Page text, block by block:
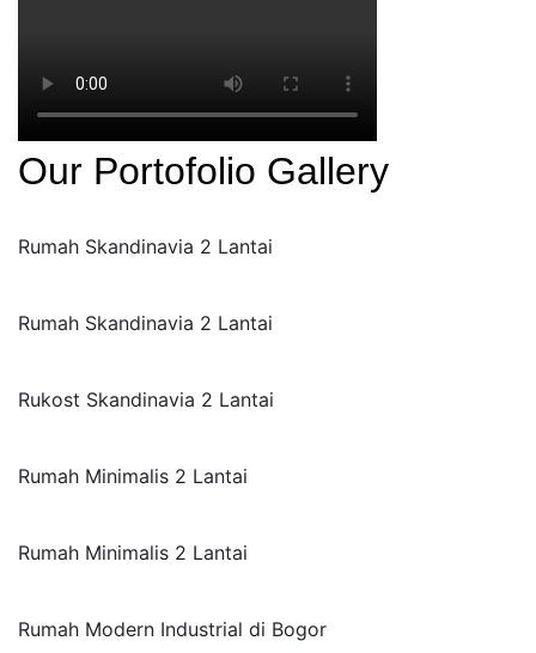
Our Portofolio Gallery
Rumah Skandinavia 2 Lantai
Rumah Skandinavia 2 Lantai
Rukost Skandinavia 2 Lantai
Rumah Minimalis 2 Lantai
Rumah Minimalis 2 Lantai
Rumah Modern Industrial di Bogor